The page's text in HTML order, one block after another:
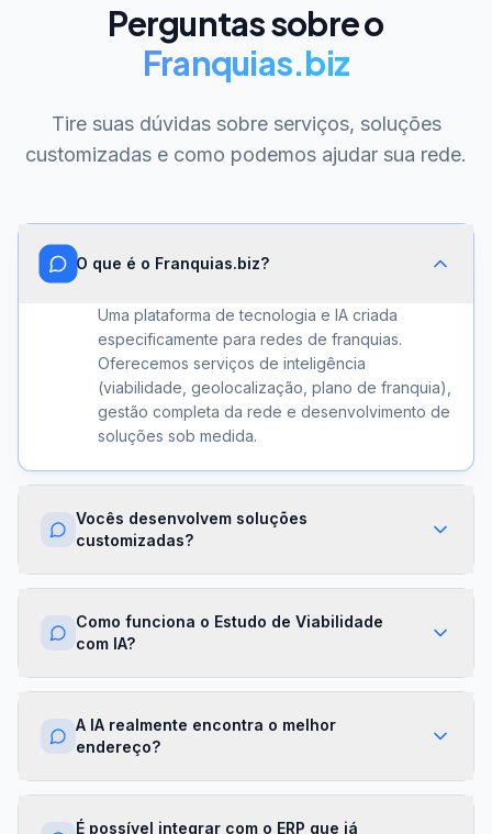
Perguntas sobre o
Franquias.biz
Tire suas dúvidas sobre serviços, soluções
customizadas e como podemos ajudar sua rede.
O que é o Franquias.biz?
Uma plataforma de tecnologia e IA criada
especificamente para redes de franquias.
Oferecemos serviços de inteligência
(viabilidade, geolocalização, plano de franquia),
gestão completa da rede e desenvolvimento de
soluções sob medida.
Vocês desenvolvem soluções
customizadas?
Sim. Além dos módulos prontos, criamos
algoritmos proprietários e APIs sob demanda.
sua franqueadora.
Como funciona o Estudo de Viabilidade
com IA?
Nossa IA cruza dados de mercado,
financeiras para gerar um score de viabilidade
por região. Você recebe um relatório completo
com recomendações em minutos.
A IA realmente encontra o melhor
endereço?
Sim. O módulo de Geolocalização cruza fluxo
É possível integrar com o ERP que já